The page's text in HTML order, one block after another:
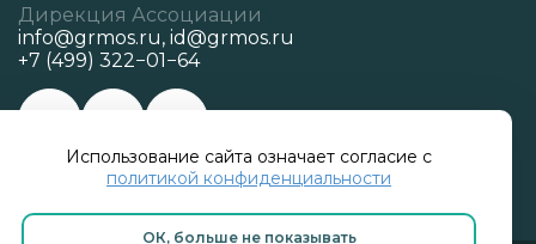
Использование сайта означает согласие с
политикой конфиденциальности
ОК, больше не показывать
Дирекция Ассоциации
info@grmos.ru, id@grmos.ru
+7 (499) 322−01−64
Политика конфиденциальности